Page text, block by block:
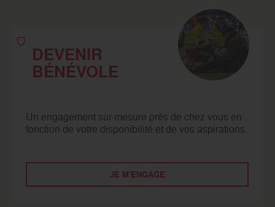
DEVENIR
BÉNÉVOLE
Un engagement sur-mesure près de chez vous en
fonction de votre disponibilité et de vos aspirations.
JE M'ENGAGE